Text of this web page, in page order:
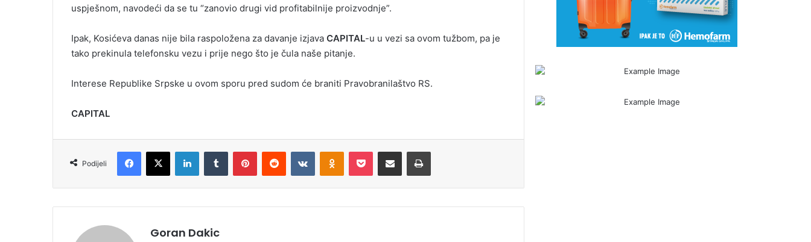
uspješnom, navodeći da se tu “zanovio drugi vid profitabilnije proizvodnje”.
Ipak, Kosićeva danas nije bila raspoložena za davanje izjava CAPITAL-u u vezi sa ovom tužbom, pa je
tako prekinula telefonsku vezu i prije nego što je čula naše pitanje.
Interese Republike Srpske u ovom sporu pred sudom će braniti Pravobranilaštvo RS.
CAPITAL
Podijeli
Goran Dakic